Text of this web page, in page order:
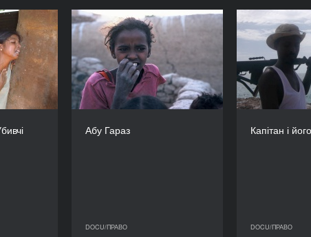
Убивчі
Ланки
РІК
2013
КРАЇНА
Макрей Абу Гараз
DOCU/ПРАВО
Абу Гараз
2013
КРАЇНА
Польща
РЕЖИСЕР/-КА
Капітан і
DOCU/ПРАВО